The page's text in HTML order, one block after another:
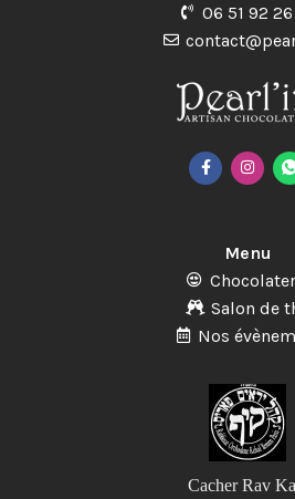
06 51 92
Menu
Salon de
Nos
Cacher Rav